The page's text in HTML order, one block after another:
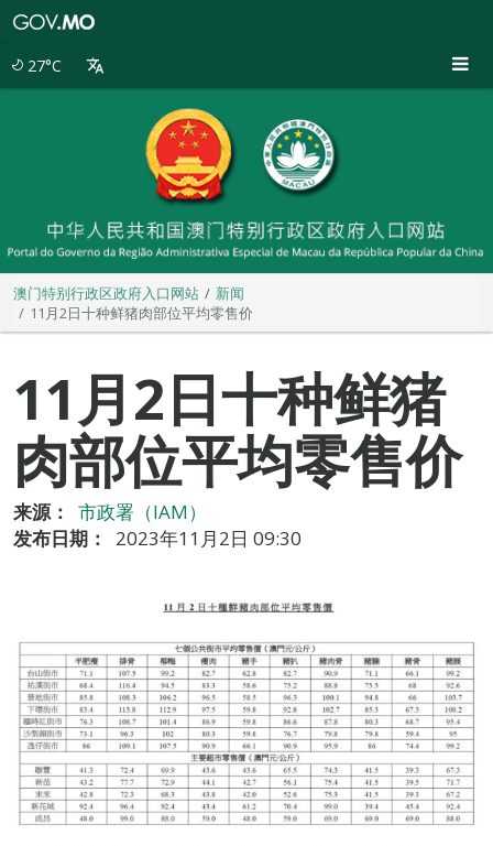
27°C
澳门特别行政区政府入口网站
新闻
11月2日十种鲜猪肉部位平均零售价
11月2日十种鲜猪
肉部位平均零售价
来源：
市政署（IAM）
发布日期：
2023年11月2日 09:30